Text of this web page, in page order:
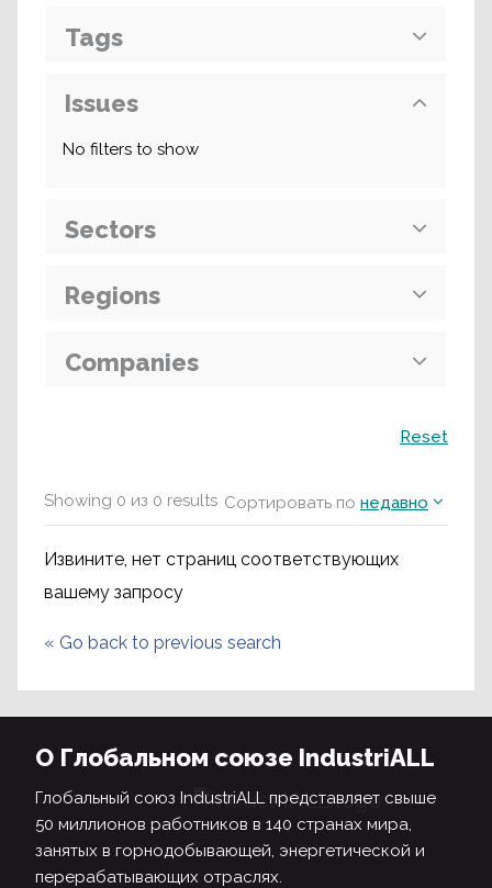
Showing 0 из 0 results Сортировать по недавно
Извините, нет страниц соответствующих
вашему запросу
« Go back to previous search
Tags
Issues
No filters to show
Sectors
Regions
Companies
Reset
О Глобальном союзе IndustriALL
Глобальный союз IndustriALL представляет свыше
50 миллионов работников в 140 странах мира,
занятых в горнодобывающей, энергетической и
перерабатывающих отраслях.